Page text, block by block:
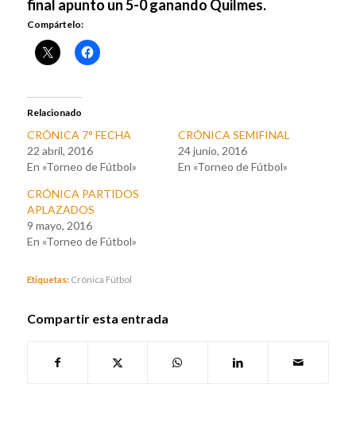
final apunto un 5-0 ganando Quilmes.
Compártelo:
Relacionado
CRÓNICA 7° FECHA
22 abril, 2016
En «Torneo de Fútbol»
CRÓNICA SEMIFINAL
24 junio, 2016
En «Torneo de Fútbol»
CRÓNICA PARTIDOS
APLAZADOS
9 mayo, 2016
En «Torneo de Fútbol»
Etiquetas: Crónica Fútbol
Compartir esta entrada